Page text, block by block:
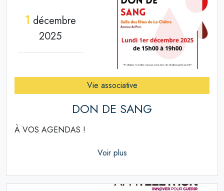
1 décembre
2025
Vie associative
DON DE SANG
À VOS AGENDAS !
Voir plus